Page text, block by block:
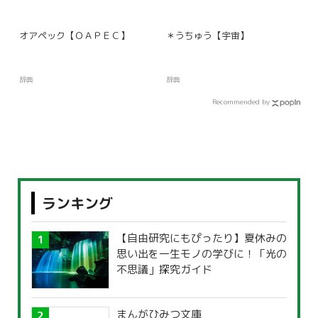
オアペック【ＯＡＰＥＣ】
辞典
＊うちゅう【宇宙】
辞典
Recommended by
ランキング
【自由研究にもぴったり】夏休みの
思い出を一生モノの学びに！「光の
不思議」探究ガイド
まんがひみつ文庫